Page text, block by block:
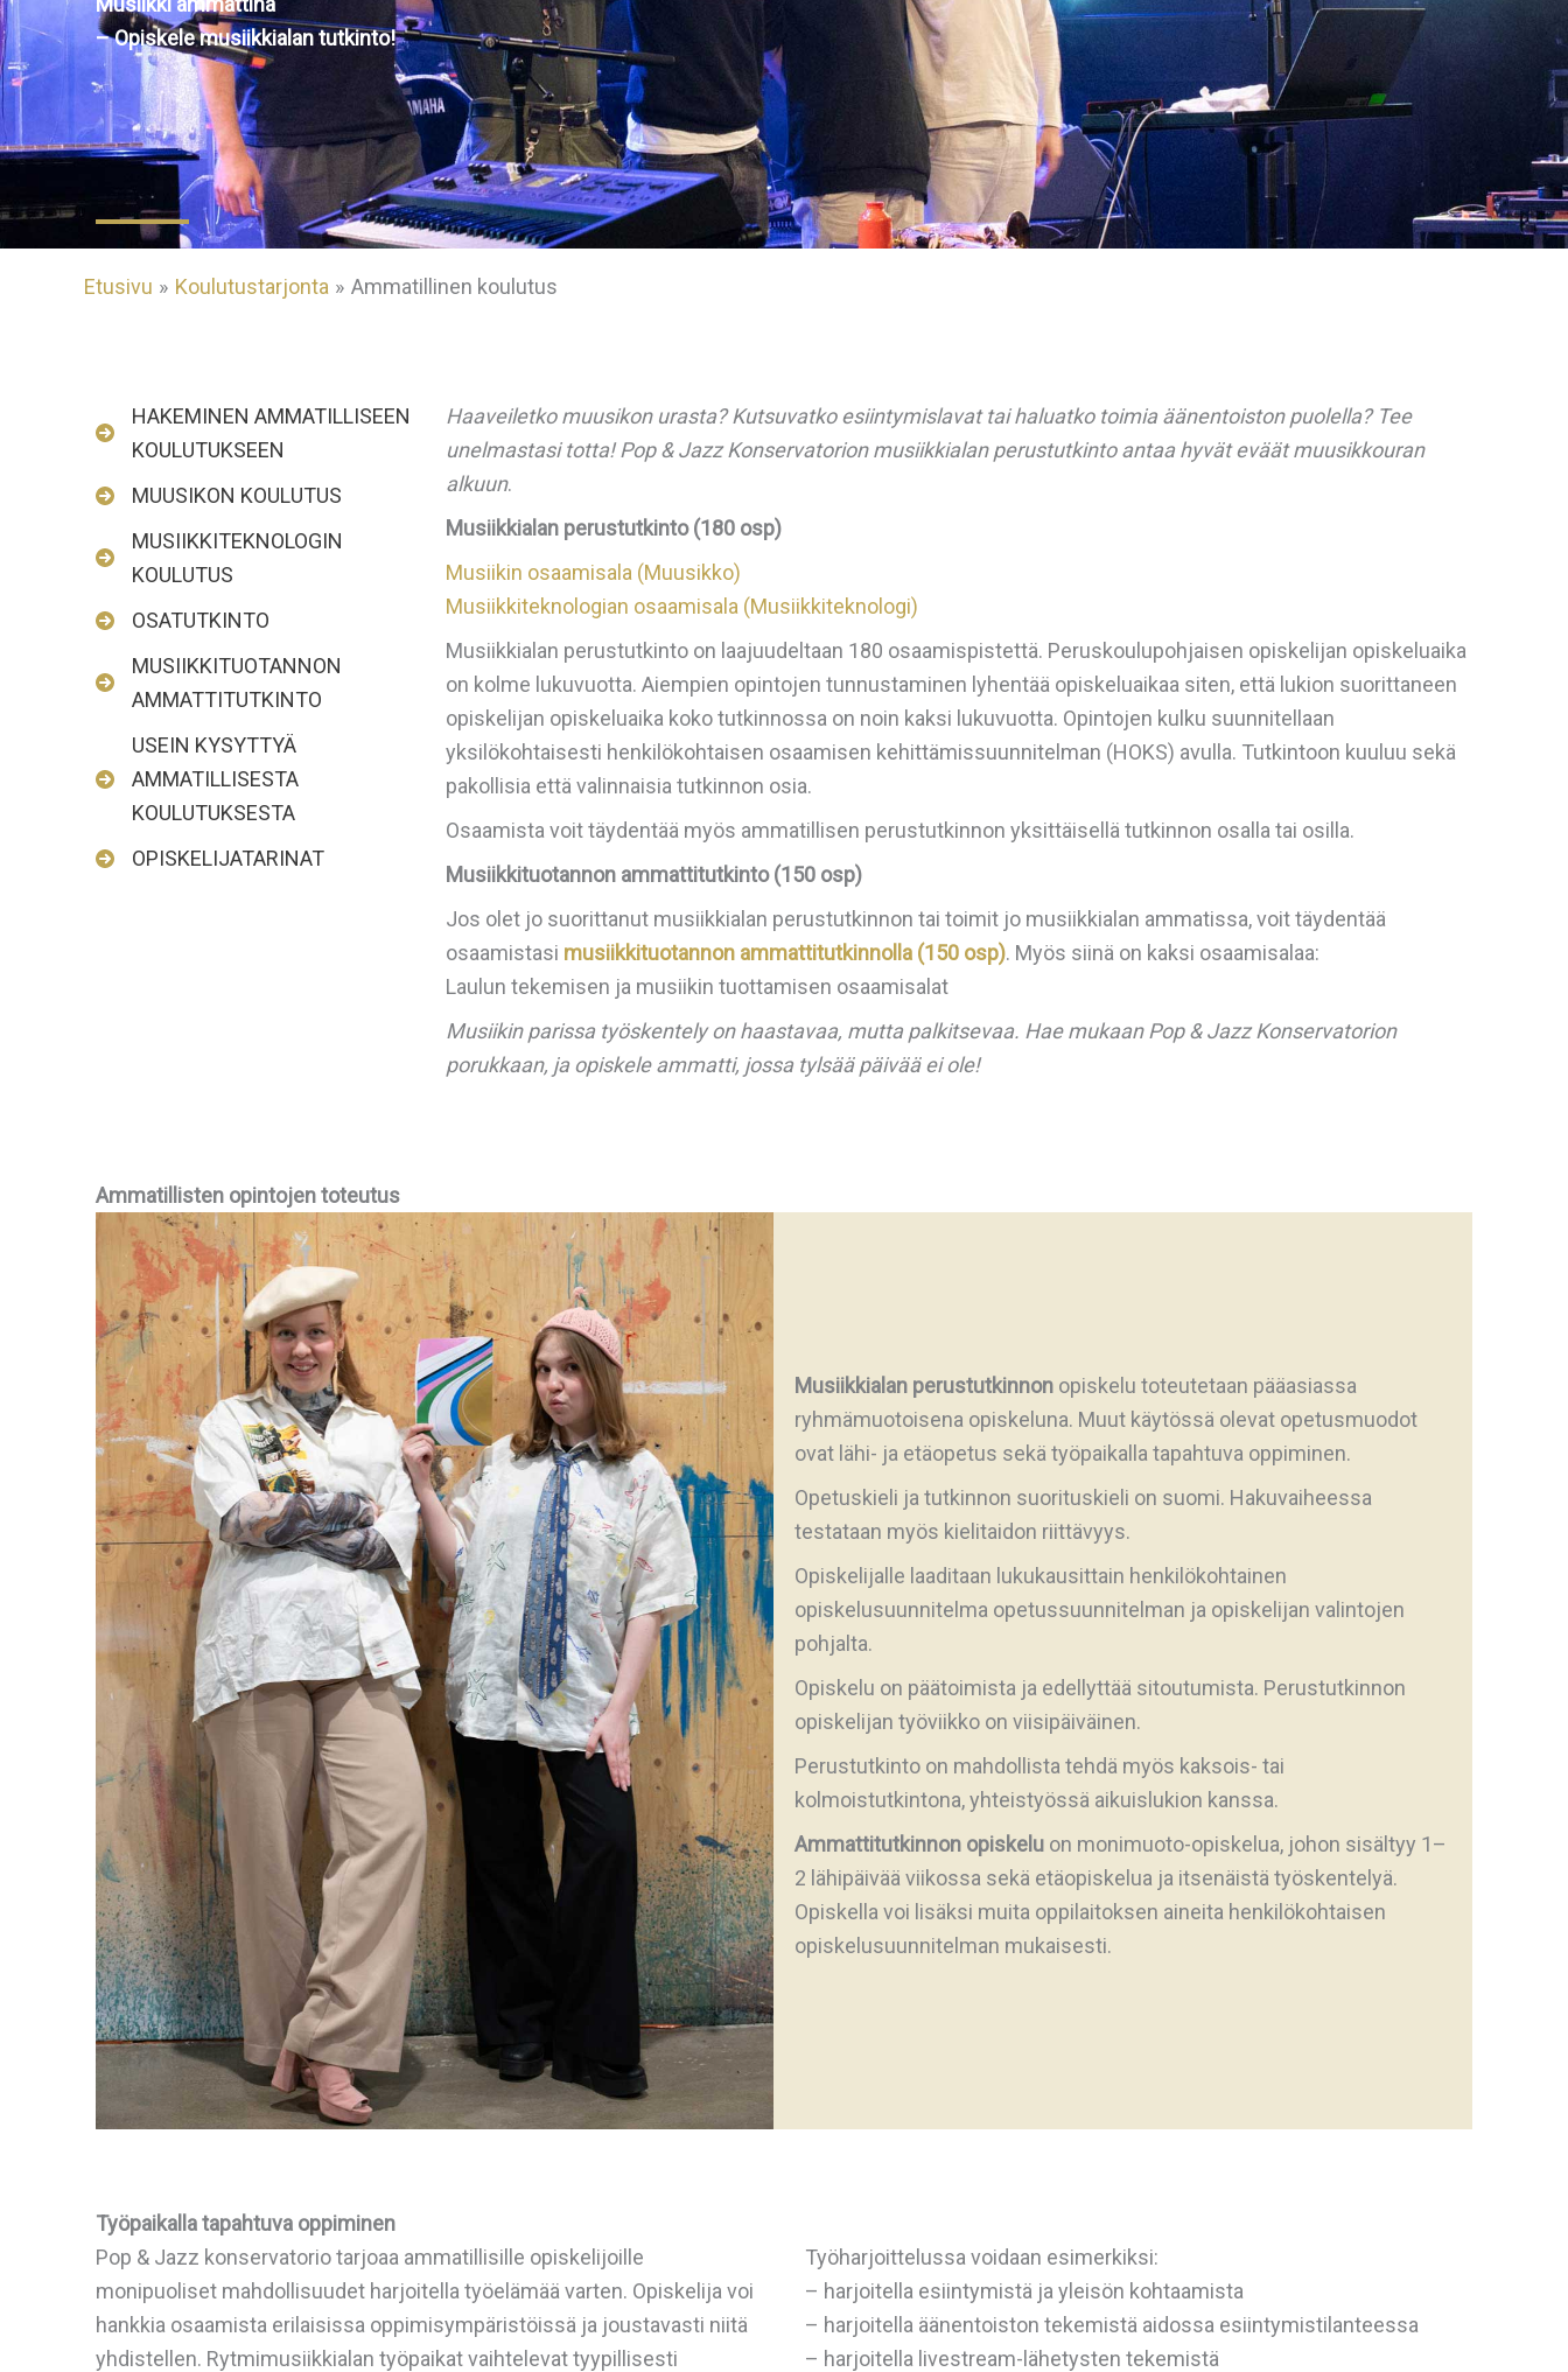
– Opiskele musiikkialan tutkinto!
Etusivu Koulutustarjonta Ammatillinen koulutus
HAKEMINEN AMMATILLISEEN
KOULUTUKSEEN
MUUSIKON KOULUTUS
MUSIIKKITEKNOLOGIN
KOULUTUS
OSATUTKINTO
MUSIIKKITUOTANNON
AMMATTITUTKINTO
USEIN KYSYTTYÄ
AMMATILLISESTA
KOULUTUKSESTA
OPISKELIJATARINAT
Haaveiletko muusikon urasta? Kutsuvatko esiintymislavat tai haluatko toimia äänentoiston puolella? Tee
unelmastasi totta! Pop & Jazz Konservatorion musiikkialan perustutkinto antaa hyvät eväät muusikkouran
alkuun.
Musiikkialan perustutkinto (180 osp)
Musiikin osaamisala (Muusikko)
Musiikkiteknologian osaamisala (Musiikkiteknologi)
Musiikkialan perustutkinto on laajuudeltaan 180 osaamispistettä. Peruskoulupohjaisen opiskelijan opiskeluaika
on kolme lukuvuotta. Aiempien opintojen tunnustaminen lyhentää opiskeluaikaa siten, että lukion suorittaneen
opiskelijan opiskeluaika koko tutkinnossa on noin kaksi lukuvuotta. Opintojen kulku suunnitellaan
yksilökohtaisesti henkilökohtaisen osaamisen kehittämissuunnitelman (HOKS) avulla. Tutkintoon kuuluu sekä
pakollisia että valinnaisia tutkinnon osia.
Osaamista voit täydentää myös ammatillisen perustutkinnon yksittäisellä tutkinnon osalla tai osilla.
Musiikkituotannon ammattitutkinto (150 osp)
Jos olet jo suorittanut musiikkialan perustutkinnon tai toimit jo musiikkialan ammatissa, voit täydentää
osaamistasi musiikkituotannon ammattitutkinnolla (150 osp). Myös siinä on kaksi osaamisalaa:
Laulun tekemisen ja musiikin tuottamisen osaamisalat
Musiikin parissa työskentely on haastavaa, mutta palkitsevaa. Hae mukaan Pop & Jazz Konservatorion
porukkaan, ja opiskele ammatti, jossa tylsää päivää ei ole!
Ammatillisten opintojen toteutus
Musiikkialan perustutkinnonopiskelu toteutetaan pääasiassa
ryhmämuotoisena opiskeluna. Muut käytössä olevat opetusmuodot
ovat lähi- ja etäopetus sekä työpaikalla tapahtuva oppiminen.
Opetuskieli ja tutkinnon suorituskieli on suomi. Hakuvaiheessa
testataan myös kielitaidon riittävyys.
Opiskelijalle laaditaan lukukausittain henkilökohtainen
opiskelusuunnitelma opetussuunnitelman ja opiskelijan valintojen
pohjalta.
Opiskelu on päätoimista ja edellyttää sitoutumista. Perustutkinnon
opiskelijan työviikko on viisipäiväinen.
Perustutkinto on mahdollista tehdä myös kaksois- tai
kolmoistutkintona, yhteistyössä aikuislukion kanssa.
Ammattitutkinnon opiskeluon monimuoto-opiskelua, johon sisältyy 1–
2 lähipäivää viikossa sekä etäopiskelua ja itsenäistä työskentelyä.
Opiskella voi lisäksi muita oppilaitoksen aineita henkilökohtaisen
opiskelusuunnitelman mukaisesti.
Työpaikalla tapahtuva oppiminen
Pop & Jazz konservatorio tarjoaa ammatillisille opiskelijoille
monipuoliset mahdollisuudet harjoitella työelämää varten. Opiskelija voi
hankkia osaamista erilaisissa oppimisympäristöissä ja joustavasti niitä
yhdistellen. Rytmimusiikkialan työpaikat vaihtelevat tyypillisesti
Työharjoittelussa voidaan esimerkiksi:
– harjoitella esiintymistä ja yleisön kohtaamista
– harjoitella äänentoiston tekemistä aidossa esiintymistilanteessa
– harjoitella livestream-lähetysten tekemistä